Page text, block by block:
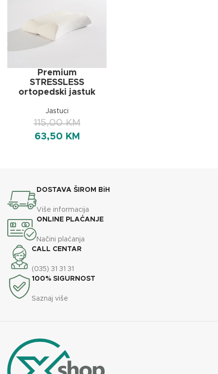
Premium
STRESSLESS
ortopedski jastuk
Jastuci
115,00KM
63,50 KM
DOSTAVA ŠIROM BiH
Više informacija
ONLINE PLAĆANJE
Načini plaćanja
CALL CENTAR
(035) 31 31 31
100% SIGURNOST
Saznaj više